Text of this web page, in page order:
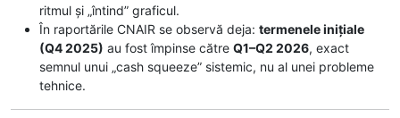
ritmul și „întind” graficul.
În raportările CNAIR se observă deja: termenele inițiale
(Q4 2025) au fost împinse către Q1–Q2 2026, exact
semnul unui „cash squeeze” sistemic, nu al unei probleme
tehnice.